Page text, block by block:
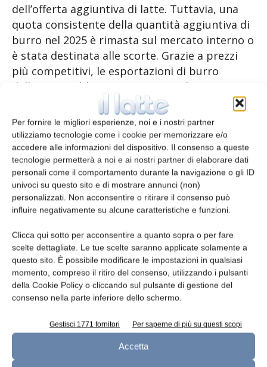
Per fornire le migliori esperienze, noi e i nostri partner
utilizziamo tecnologie come i cookie per memorizzare e/o
accedere alle informazioni del dispositivo. Il consenso a queste
tecnologie permetterà a noi e ai nostri partner di elaborare dati
personali come il comportamento durante la navigazione o gli ID
univoci su questo sito e di mostrare annunci (non)
personalizzati. Non acconsentire o ritirare il consenso può
influire negativamente su alcune caratteristiche e funzioni.
Clicca qui sotto per acconsentire a quanto sopra o per fare
scelte dettagliate. Le tue scelte saranno applicate solamente a
questo sito. È possibile modificare le impostazioni in qualsiasi
momento, compreso il ritiro del consenso, utilizzando i pulsanti
della Cookie Policy o cliccando sul pulsante di gestione del
consenso nella parte inferiore dello schermo.
Gestisci 1771 fornitori Per saperne di più su questi scopi
Accetta
dell’offerta aggiuntiva di latte. Tuttavia, una
quota consistente della quantità aggiuntiva di
burro nel 2025 è rimasta sul mercato interno o
è stata destinata alle scorte. Grazie a prezzi
più competitivi, le esportazioni di burro
dell’UE potrebbero aumentare nel 2026 (+5%),
mentre il consumo interno potrebbe crescere
in misura minore rispetto all’anno precedente
(+6,4% contro il +7,5% del 2025).
Anche la produzione di formaggio e siero di
latte ha beneficiato dell’aumento dell’offerta di
latte, avendo i caseifici lavorato a pieno regime
nella prima metà del 2026. La produzione di
ritmo simile a quello dell’anno scorso (+1,8%
contro il +1,7% del 2025), grazie al consumo
interno. La Commissione ritiene improbabile
che le esportazioni casearie registrino un
rialzo significativo a volume (+0,5%). Anche la
produzione UE di siero potrebbe spuntare
+1,4%, grazie alla domanda globale che
sostiene l’export UE (+1,7%).